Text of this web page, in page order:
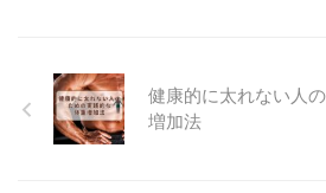
健康的に太れない人
増加法